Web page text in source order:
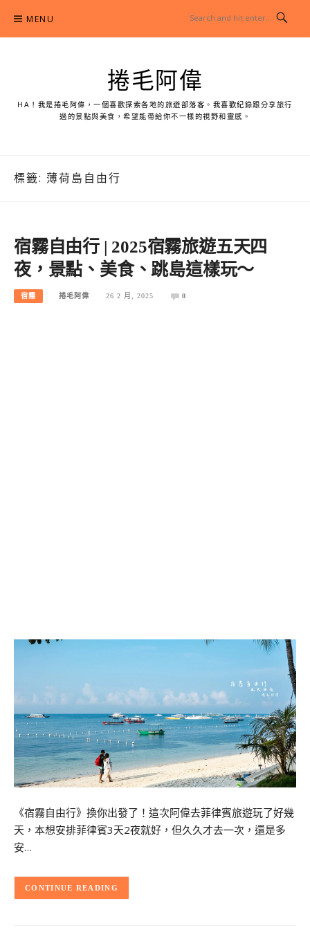
content
MENU
捲毛阿偉
HA！我是捲毛阿偉，一個喜歡探索各地的旅遊部落客。我喜歡紀錄跟分享旅行
過的景點與美食，希望能帶給你不一樣的視野和靈感。
標籤: 薄荷島自由行
宿霧自由行 | 2025宿霧旅遊五天四
夜，景點、美食、跳島這樣玩～
宿霧 捲毛阿偉 26 2 月, 2025 0
《宿霧自由行》換你出發了！這次阿偉去菲律賓旅遊玩了好幾
天，本想安排菲律賓3天2夜就好，但久久才去一次，還是多
安…
CONTINUE READING